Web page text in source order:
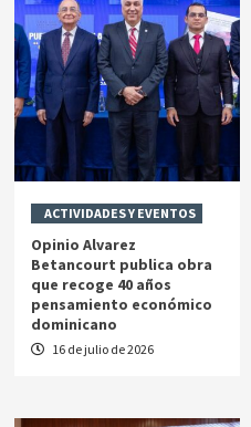
ACTIVIDADES Y EVENTOS
Opinio Alvarez
Betancourt publica obra
que recoge 40 años
pensamiento económico
dominicano
16 de julio de 2026